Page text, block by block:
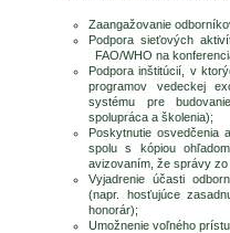
Zaangažovanie
Podpora sieťových
FAO/WHO na
Podpora inštitúcií, v
programov vedeckej
systému pre
spolupráca a školenia);
Poskytnutie osvedčenia
spolu s kópiou
avizovaním, že správy zo
Vyjadrenie účasti
(napr. hosťujúce
honorár);
Umožnenie voľného